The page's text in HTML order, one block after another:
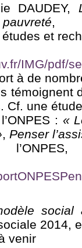
DAUDEY,
pauvreté,
et
IMG/pdf/
à de
témoignent
Cf. une
: «
, Penser
social
2014,
venir